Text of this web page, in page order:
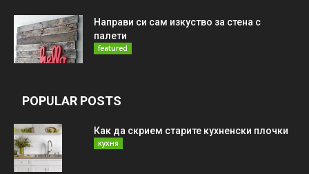
Направи си сам изкуство за стена с
палети
featured
POPULAR POSTS
Как да скрием старите кухненски плочки
кухня